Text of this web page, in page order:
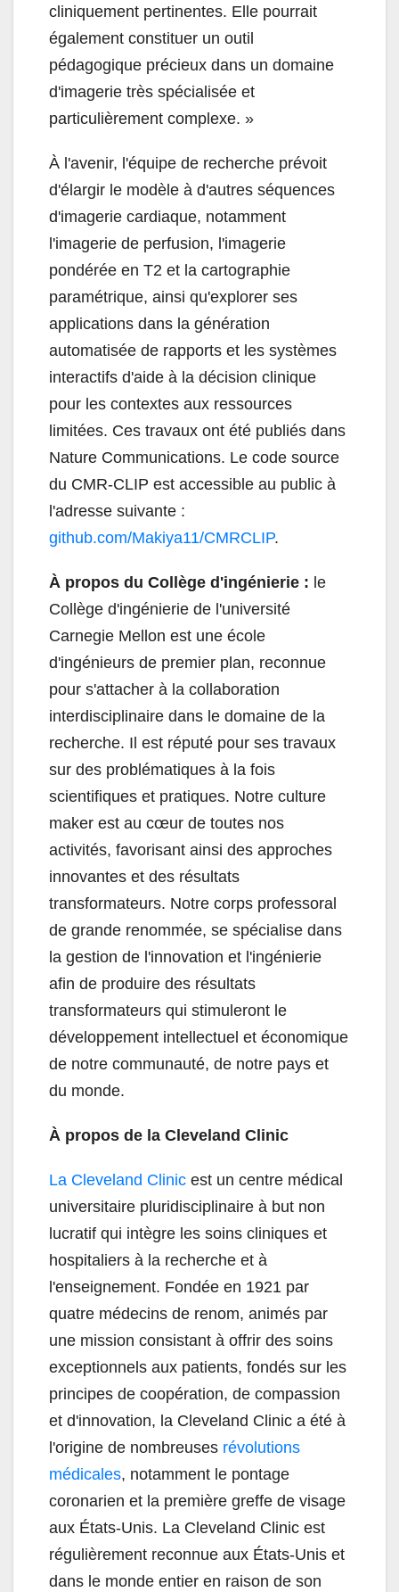
cliniquement pertinentes. Elle pourrait
également constituer un outil
pédagogique précieux dans un domaine
d'imagerie très spécialisée et
particulièrement complexe. »
À l'avenir, l'équipe de recherche prévoit
d'élargir le modèle à d'autres séquences
d'imagerie cardiaque, notamment
l'imagerie de perfusion, l'imagerie
pondérée en T2 et la cartographie
paramétrique, ainsi qu'explorer ses
applications dans la génération
automatisée de rapports et les systèmes
interactifs d'aide à la décision clinique
pour les contextes aux ressources
limitées. Ces travaux ont été publiés dans
Nature Communications. Le code source
du CMR-CLIP est accessible au public à
l'adresse suivante :
github.com/Makiya11/CMRCLIP.
À propos du Collège d'ingénierie : le
Collège d'ingénierie de l'université
Carnegie Mellon est une école
d'ingénieurs de premier plan, reconnue
pour s'attacher à la collaboration
interdisciplinaire dans le domaine de la
recherche. Il est réputé pour ses travaux
sur des problématiques à la fois
scientifiques et pratiques. Notre culture
maker est au cœur de toutes nos
activités, favorisant ainsi des approches
innovantes et des résultats
transformateurs. Notre corps professoral
de grande renommée, se spécialise dans
la gestion de l'innovation et l'ingénierie
afin de produire des résultats
transformateurs qui stimuleront le
développement intellectuel et économique
de notre communauté, de notre pays et
du monde.
À propos de la Cleveland Clinic
La Cleveland Clinic est un centre médical
universitaire pluridisciplinaire à but non
lucratif qui intègre les soins cliniques et
hospitaliers à la recherche et à
l'enseignement. Fondée en 1921 par
quatre médecins de renom, animés par
une mission consistant à offrir des soins
exceptionnels aux patients, fondés sur les
principes de coopération, de compassion
et d'innovation, la Cleveland Clinic a été à
l'origine de nombreuses révolutions
médicales, notamment le pontage
coronarien et la première greffe de visage
aux États-Unis. La Cleveland Clinic est
régulièrement reconnue aux États-Unis et
dans le monde entier en raison de son